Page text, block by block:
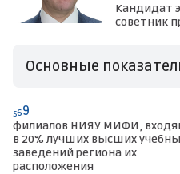
Кандидат
советник
Основные
569
филиалов НИЯУ МИФИ,
в 20% лучших высших
заведений региона их
расположения